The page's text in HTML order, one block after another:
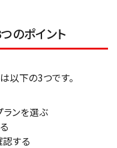
のポイント
以下の3つです。
ランを選ぶ
する